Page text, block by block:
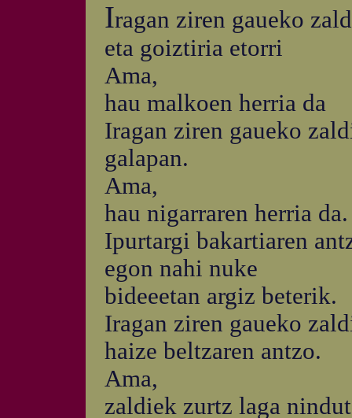
Iragan ziren gaueko
eta goiztiria etorri
Ama,
hau malkoen herria da
Iragan ziren gaueko
galapan.
Ama,
hau nigarraren herria da.
Ipurtargi bakartiaren
egon nahi nuke
bideeetan argiz beterik.
Iragan ziren gaueko
haize beltzaren antzo.
Ama,
zaldiek zurtz laga